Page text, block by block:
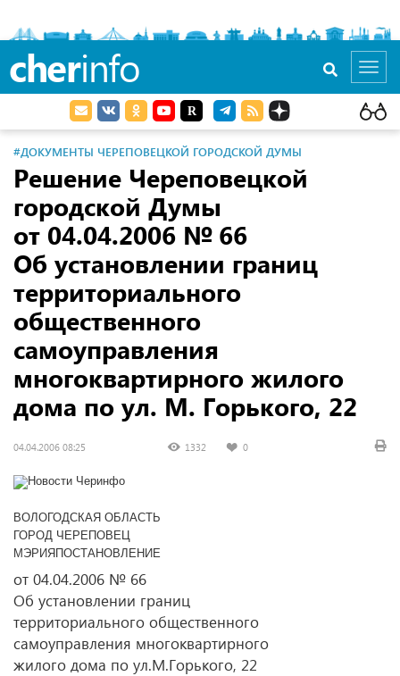
cherinfo
#ДОКУМЕНТЫ ЧЕРЕПОВЕЦКОЙ ГОРОДСКОЙ ДУМЫ
Решение Череповецкой
городской Думы
от 04.04.2006 № 66
Об установлении границ
территориального
общественного
самоуправления
многоквартирного жилого
дома по ул. М. Горького, 22
04.04.2006 08:25 1332 0
ВОЛОГОДСКАЯ ОБЛАСТЬ
ГОРОД ЧЕРЕПОВЕЦ
МЭРИЯПОСТАНОВЛЕНИЕ
от 04.04.2006 № 66
Об установлении границ
территориального общественного
самоуправления многоквартирного
жилого дома по ул.М.Горького, 22